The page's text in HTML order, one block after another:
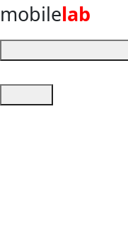
mobilelab